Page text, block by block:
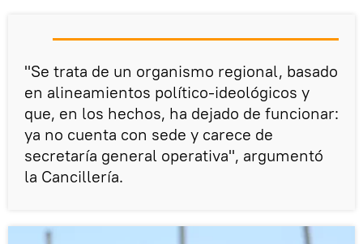
"Se trata de un organismo regional, basado
en alineamientos político-ideológicos y
que, en los hechos, ha dejado de funcionar:
ya no cuenta con sede y carece de
secretaría general operativa", argumentó
la Cancillería.